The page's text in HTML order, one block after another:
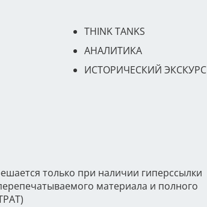
THINK TANKS
АНАЛИТИКА
ИСТОРИЧЕСКИЙ ЭКСКУРС
только при наличии гиперссылки
материала и полного